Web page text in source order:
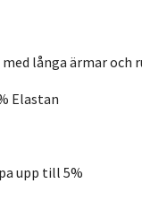
långa ärmar och
Elastan
upp till 5%